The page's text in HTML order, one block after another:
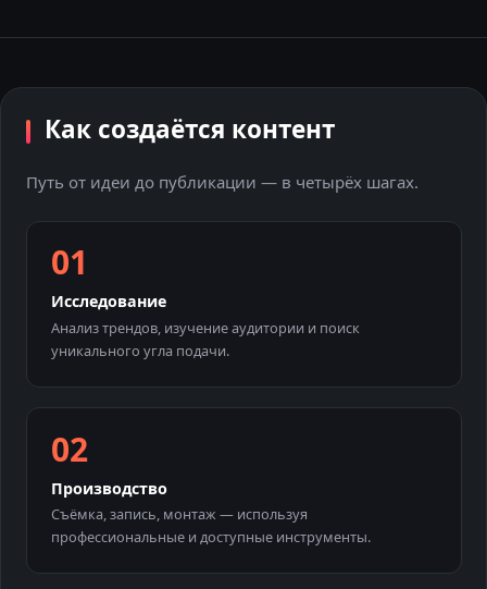
Как создаётся контент
Путь от идеи до публикации — в четырёх шагах.
Исследование
Анализ трендов, изучение аудитории и поиск
уникального угла подачи.
Производство
Съёмка, запись, монтаж — используя
профессиональные и доступные инструменты.